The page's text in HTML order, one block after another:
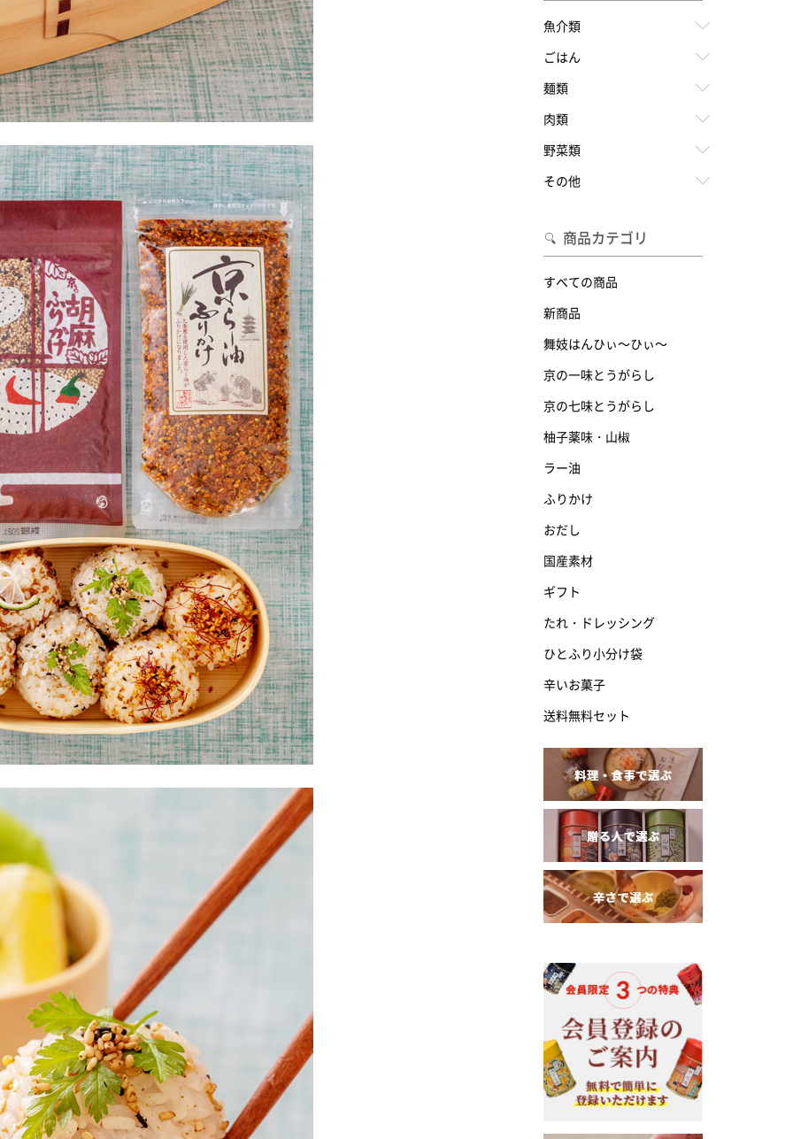
魚介類
ごはん
麺類
肉類
野菜類
その他
商品カテゴリ
すべての商品
新商品
舞妓はんひぃ～ひぃ～
京の一味とうがらし
京の七味とうがらし
柚子薬味・山椒
ラー油
ふりかけ
おだし
国産素材
ギフト
たれ・ドレッシング
ひとふり小分け袋
辛いお菓子
送料無料セット